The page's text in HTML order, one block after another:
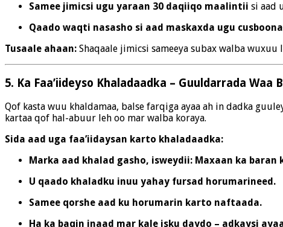
Samee jimicsi ugu yaraan 30 daqiiqo maalintii si aad
Qaado waqti nasasho si aad maskaxda ugu
Tusaale ahaan: Shaqaale jimicsi sameeya subax walba
5. Ka Faa’iideyso Khaladaadka – Guuldarrada Waa
Qof kasta wuu khaldamaa, balse farqiga ayaa ah in dadka
kartaa qof hal-abuur leh oo mar walba koraya.
Sida aad uga faa’iidaysan karto khaladaadka:
Marka aad khalad gasho, isweydii: Maxaan ka baran
U qaado khaladku inuu yahay fursad horumarineed.
Samee qorshe aad ku horumarin karto naftaada.
Ha ka baqin inaad mar kale isku daydo – adkaysi